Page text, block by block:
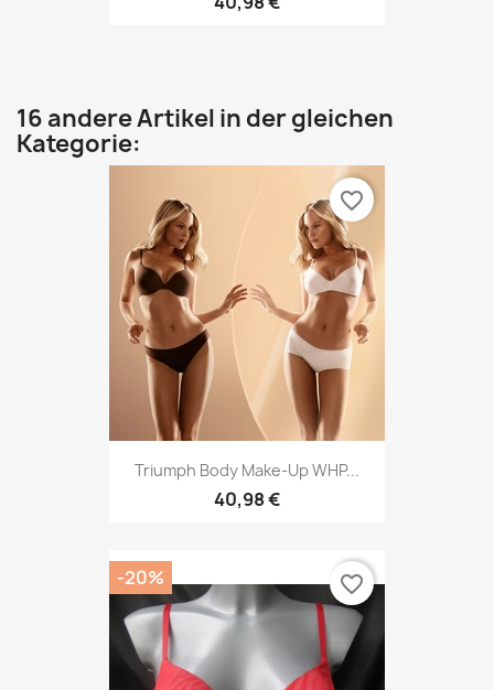
16 andere Artikel in der gleichen
Kategorie:
Triumph Body Make-Up WHP...
40,98 €
favorite_border
-20% favorite_border